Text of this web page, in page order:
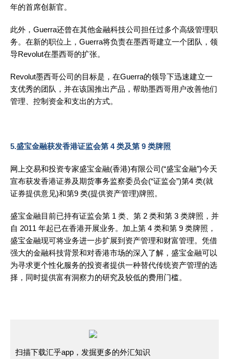
年的首席创新官。
此外，Guerra还曾在其他金融科技公司担任过多个高级管理职
务。在新的职位上，Guerra将负责在墨西哥建立一个团队，领
导Revolut在墨西哥的扩张。
Revolut墨西哥公司的目标是，在Guerra的领导下迅速建立一
支优秀的团队，并在该国推出产品，帮助墨西哥用户改善他们
管理、控制资金和支出的方式。
5.盛宝金融获发香港证监会第 4 类及第 9 类牌照
网上交易和投资专家盛宝金融(香港)有限公司(“盛宝金融”)今天
宣布获发香港证券及期货事务监察委员会(“证监会”)第4 类(就
证券提供意见)和第9 类(提供资产管理)牌照。
盛宝金融目前已持有证监会第 1 类、第 2 类和第 3 类牌照，并
自 2011 年起已在香港开展业务。加上第 4 类和第 9 类牌照，
盛宝金融现可将业务进一步扩展到资产管理和财富管理。凭借
强大的金融科技背景和对香港市场的深入了解，盛宝金融可以
为寻求更个性化服务的投资者提供一种替代传统资产管理的选
择，同时提供富有洞察力的研究及较低的费用门槛。
扫描下载汇乎app，发掘更多的外汇知识